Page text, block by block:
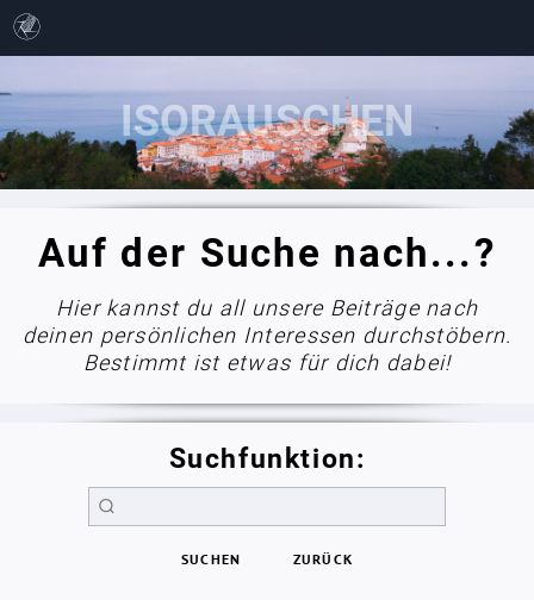
Auf der Suche nach...?
Hier kannst du all unsere Beiträge nach
deinen persönlichen Interessen durchstöbern.
Bestimmt ist etwas für dich dabei!
Suchfunktion:
SUCHEN ZURÜCK